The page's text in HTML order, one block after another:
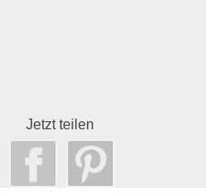
Jetzt teilen